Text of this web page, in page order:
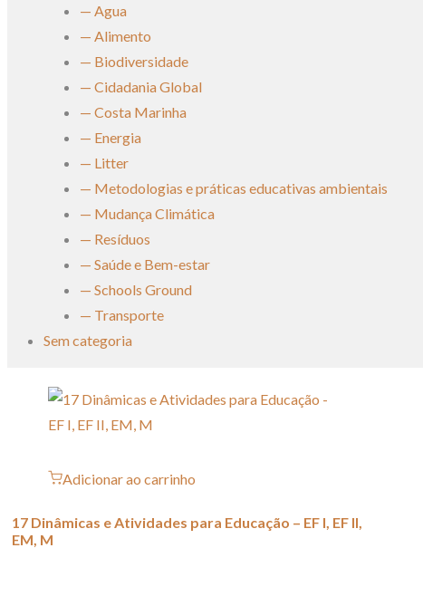
— Agua
— Alimento
— Biodiversidade
— Cidadania Global
— Costa Marinha
— Energia
— Litter
— Metodologias e práticas educativas ambientais
— Mudança Climática
— Resíduos
— Saúde e Bem-estar
— Schools Ground
— Transporte
Sem categoria
Adicionar ao carrinho
17 Dinâmicas e Atividades para Educação – EF I, EF II,
EM, M